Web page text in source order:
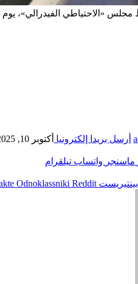
«الاحتياطي الفيدرالي»،
أرسل بريدا إلكترونيا أكتوبر 10, 2025
ماسنجر واتساب تيلقرام
بينتيريست Odnoklassniki